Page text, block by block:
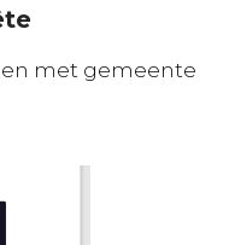
met gemeente